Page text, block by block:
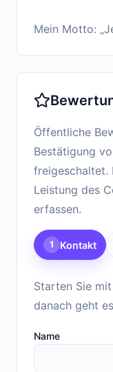
Öffentliche
Bestätigung
freigeschaltet.
Leistung des
erfassen.
1 Kontakt
Starten Sie
danach geht
Name